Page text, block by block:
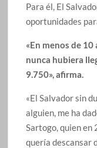
Para él, El
oportunidades
«En menos de
nunca hubiera
9.750», afirma.
«El Salvador sin
alguien, me ha
Sartogo, quien
quería descansar